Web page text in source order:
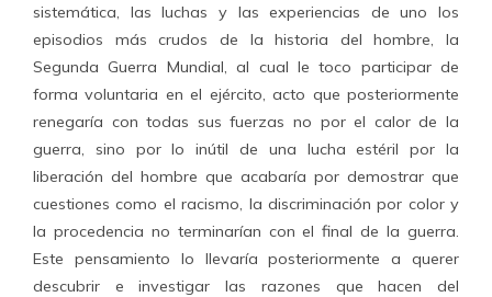
sistemática, las luchas y las experiencias de uno los
episodios más crudos de la historia del hombre, la
Segunda Guerra Mundial, al cual le toco participar de
forma voluntaria en el ejército, acto que posteriormente
renegaría con todas sus fuerzas no por el calor de la
guerra, sino por lo inútil de una lucha estéril por la
liberación del hombre que acabaría por demostrar que
cuestiones como el racismo, la discriminación por color y
la procedencia no terminarían con el final de la guerra.
Este pensamiento lo llevaría posteriormente a querer
descubrir e investigar las razones que hacen del